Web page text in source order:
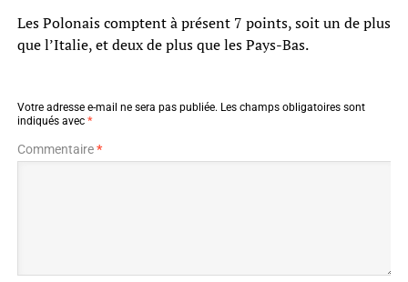
Les Polonais comptent à présent 7 points, soit un de plus
que l’Italie, et deux de plus que les Pays-Bas.
Votre adresse e-mail ne sera pas publiée. Les champs obligatoires sont
indiqués avec *
Commentaire*